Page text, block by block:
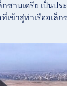
ซานเดรีย เป็นป
ข้าสู่ท่าเรืออเล็